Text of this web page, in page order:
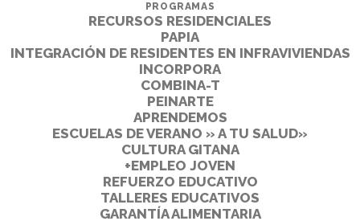
PROGRAMAS
RECURSOS RESIDENCIALES
PAPIA
INTEGRACIÓN DE RESIDENTES EN INFRAVIVIENDAS
INCORPORA
COMBINA-T
PEINARTE
APRENDEMOS
ESCUELAS DE VERANO » A TU SALUD»
CULTURA GITANA
+EMPLEO JOVEN
REFUERZO EDUCATIVO
TALLERES EDUCATIVOS
GARANTÍA ALIMENTARIA